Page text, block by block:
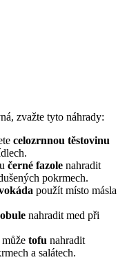
zvažte tyto náhrady:
celozrnnou těstovinu
černé fazole nahradit
pokrmech.
použít místo másla
nahradit med při
tofu nahradit
a salátech.